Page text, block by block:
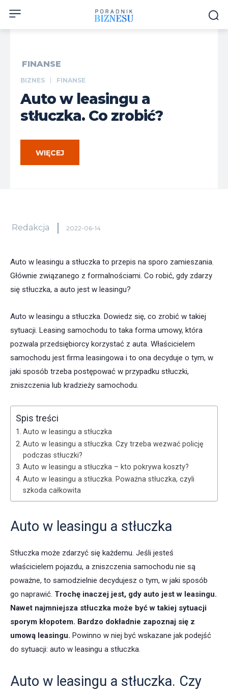
FINANSE
BIZNES FINANSE
Auto w leasingu a
stłuczka. Co zrobić?
WIĘCEJ
Redakcja 2022-06-14
Auto w leasingu a stłuczka to przepis na sporo zamieszania.
Głównie związanego z formalnościami. Co robić, gdy zdarzy
się stłuczka, a auto jest w leasingu?
Auto w leasingu a stłuczka. Dowiedz się, co zrobić w takiej
sytuacji. Leasing samochodu to taka forma umowy, która
pozwala przedsiębiorcy korzystać z auta. Właścicielem
samochodu jest firma leasingowa i to ona decyduje o tym, w
jaki sposób trzeba postępować w przypadku stłuczki,
zniszczenia lub kradzieży samochodu.
Spis treści
Auto w leasingu a stłuczka
Auto w leasingu a stłuczka. Czy trzeba wezwać policję
podczas stłuczki?
Auto w leasingu a stłuczka – kto pokrywa koszty?
Auto w leasingu a stłuczka. Poważna stłuczka, czyli
szkoda całkowita
Auto w leasingu a stłuczka
Stłuczka może zdarzyć się każdemu. Jeśli jesteś
właścicielem pojazdu, a zniszczenia samochodu nie są
poważne, to samodzielnie decydujesz o tym, w jaki sposób
go naprawić. Trochę inaczej jest, gdy auto jest w leasingu.
Nawet najmniejsza stłuczka może być w takiej sytuacji
sporym kłopotem. Bardzo dokładnie zapoznaj się z
umową leasingu. Powinno w niej być wskazane jak podejść
do sytuacji: auto w leasingu a stłuczka.
Auto w leasingu a stłuczka. Czy